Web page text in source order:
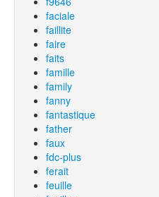
faciale
faillite
faire
faits
famille
family
fanny
fantastique
father
faux
fdc-plus
ferait
feuille